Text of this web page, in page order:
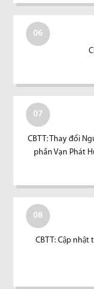
06
07
CBTT: Thay đổi
phần Vạn Phát
08
CBTT: Cập